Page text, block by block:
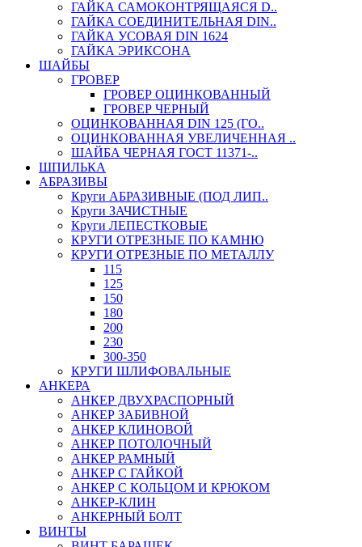
ГАЙКА САМОКОНТРЯЩАЯСЯ D..
ГАЙКА СОЕДИНИТЕЛЬНАЯ DIN..
ГАЙКА УСОВАЯ DIN 1624
ГАЙКА ЭРИКСОНА
ШАЙБЫ
ГРОВЕР
ГРОВЕР ОЦИНКОВАННЫЙ
ГРОВЕР ЧЕРНЫЙ
ОЦИНКОВАННАЯ DIN 125 (ГО..
ОЦИНКОВАННАЯ УВЕЛИЧЕННАЯ ..
ШАЙБА ЧЕРНАЯ ГОСТ 11371-..
ШПИЛЬКА
АБРАЗИВЫ
Круги АБРАЗИВНЫЕ (ПОД ЛИП..
Круги ЗАЧИСТНЫЕ
Круги ЛЕПЕСТКОВЫЕ
КРУГИ ОТРЕЗНЫЕ ПО КАМНЮ
КРУГИ ОТРЕЗНЫЕ ПО МЕТАЛЛУ
115
125
150
180
200
230
300-350
КРУГИ ШЛИФОВАЛЬНЫЕ
АНКЕРА
АНКЕР ДВУХРАСПОРНЫЙ
АНКЕР ЗАБИВНОЙ
АНКЕР КЛИНОВОЙ
АНКЕР ПОТОЛОЧНЫЙ
АНКЕР РАМНЫЙ
АНКЕР С ГАЙКОЙ
АНКЕР С КОЛЬЦОМ И КРЮКОМ
АНКЕР-КЛИН
АНКЕРНЫЙ БОЛТ
ВИНТЫ